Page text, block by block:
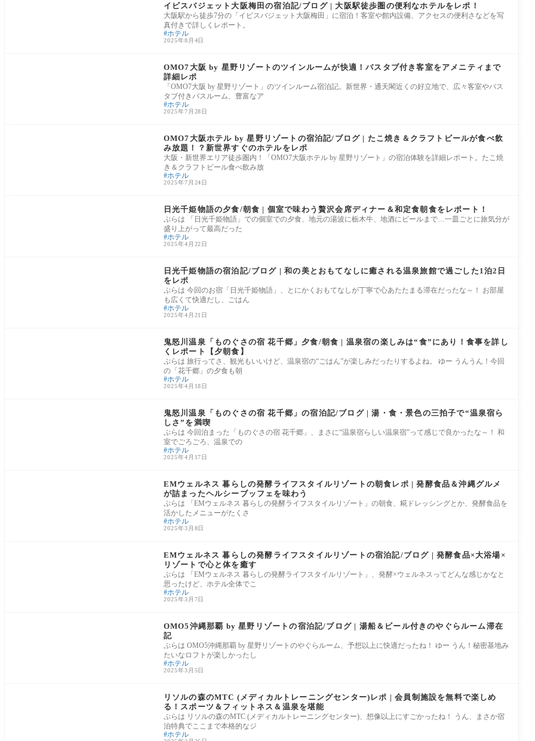
イビスバジェット大阪梅田の宿泊記/ブログ | 大阪駅徒歩圏の便利なホテルをレポ！
大阪駅から徒歩7分の「イビスバジェット大阪梅田」に宿泊！客室や館内設備、アクセスの便利さなどを写
真付きで詳しくレポート。
ホテル
2025年8月4日
OMO7大阪 by 星野リゾートのツインルームが快適！バスタブ付き客室をアメニティまで
詳細レポ
「OMO7大阪 by 星野リゾート」のツインルーム宿泊記。新世界・通天閣近くの好立地で、広々客室やバス
タブ付きバスルーム、豊富なア
ホテル
2025年7月28日
OMO7大阪ホテル by 星野リゾートの宿泊記/ブログ | たこ焼き＆クラフトビールが食べ飲
み放題！？新世界すぐのホテルをレポ
大阪・新世界エリア徒歩圏内！「OMO7大阪ホテル by 星野リゾート」の宿泊体験を詳細レポート。たこ焼
き＆クラフトビール食べ飲み放
ホテル
2025年7月24日
日光千姫物語の夕食/朝食 | 個室で味わう贅沢会席ディナー＆和定食朝食をレポート！
ぷらは 「日光千姫物語」での個室での夕食、地元の湯波に栃木牛、地酒にビールまで…一皿ごとに旅気分が
盛り上がって最高だった
ホテル
2025年4月22日
日光千姫物語の宿泊記/ブログ | 和の美とおもてなしに癒される温泉旅館で過ごした1泊2日
をレポ
ぷらは 今回のお宿「日光千姫物語」、とにかくおもてなしが丁寧で心あたたまる滞在だったな～！ お部屋
も広くて快適だし、ごはん
ホテル
2025年4月21日
鬼怒川温泉「ものぐさの宿 花千郷」夕食/朝食 | 温泉宿の楽しみは“食”にあり！食事を詳し
くレポート【夕朝食】
ぷらは 旅行ってさ、観光もいいけど、温泉宿の“ごはん”が楽しみだったりするよね。 ゆー うんうん！今回
の「花千郷」の夕食も朝
ホテル
2025年4月18日
鬼怒川温泉「ものぐさの宿 花千郷」の宿泊記/ブログ | 湯・食・景色の三拍子で“温泉宿ら
しさ”を満喫
ぷらは 今回泊まった「ものぐさの宿 花千郷」、まさに“温泉宿らしい温泉宿”って感じで良かったな～！ 和
室でごろごろ、温泉での
ホテル
2025年4月17日
EMウェルネス 暮らしの発酵ライフスタイルリゾートの朝食レポ | 発酵食品＆沖縄グルメ
が詰まったヘルシーブッフェを味わう
ぷらは 「EMウェルネス 暮らしの発酵ライフスタイルリゾート」の朝食、糀ドレッシングとか、発酵食品を
活かしたメニューがたくさ
ホテル
2025年3月8日
EMウェルネス 暮らしの発酵ライフスタイルリゾートの宿泊記/ブログ | 発酵食品×大浴場×
リゾートで心と体を癒す
ぷらは 「EMウェルネス 暮らしの発酵ライフスタイルリゾート」、発酵×ウェルネスってどんな感じかなと
思ったけど、ホテル全体でこ
ホテル
2025年3月7日
OMO5沖縄那覇 by 星野リゾートの宿泊記/ブログ | 湯船＆ビール付きのやぐらルーム滞在
記
ぷらは OMO5沖縄那覇 by 星野リゾートのやぐらルーム、予想以上に快適だったね！ ゆー うん！秘密基地み
たいなロフトが楽しかったし
ホテル
2025年3月5日
リソルの森のMTC (メディカルトレーニングセンター)レポ | 会員制施設を無料で楽しめ
る！スポーツ＆フィットネス＆温泉を堪能
ぷらは リソルの森のMTC (メディカルトレーニングセンター)、想像以上にすごかったね！ うん、まさか宿
泊特典でここまで本格的なジ
ホテル